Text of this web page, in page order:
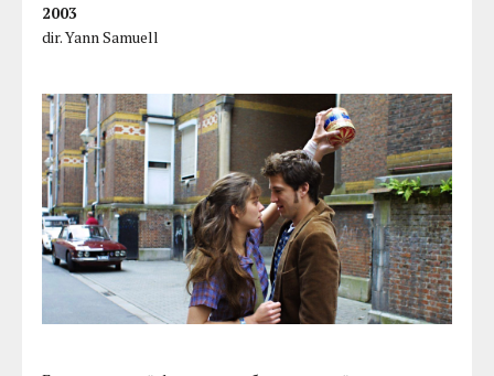
2003
dir. Yann Samuell